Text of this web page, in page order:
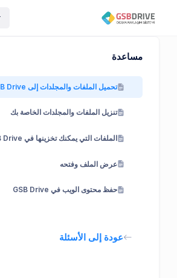
مساعدة
تحميل الملفات والمجلدات إلى GSB Drive
تنزيل الملفات والمجلدات الخاصة بك
الملفات التي يمكنك تخزينها في GSB Drive
عرض الملف وفتحه
حفظ محتوى الويب في GSB Drive
عودة إلى الأسئلة